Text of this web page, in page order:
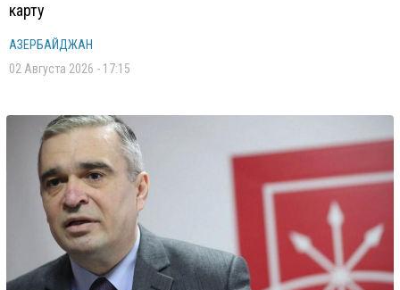
карту
АЗЕРБАЙДЖАН
02 Августа 2026 - 17:15